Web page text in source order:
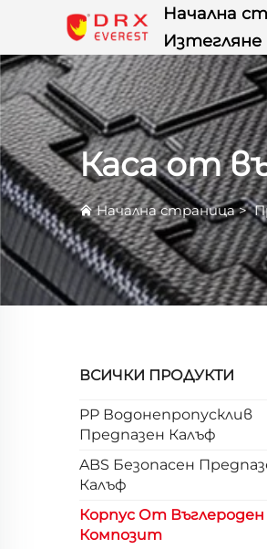
Начална
Изтегляне
Каса от
Начална страница>
ВСИЧКИ ПРОДУКТИ
PP Водонепропусклив
Предпазен Калъф
ABS Безопасен
Калъф
Корпус От Въглероден
Композит